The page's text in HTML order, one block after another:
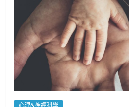
心理&神經科學